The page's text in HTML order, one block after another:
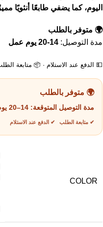
اليوم، كما يضفي طابعًا أنثويًا
🌍 متوفر بالطلب
مدة التوصيل: 14-20 يوم عمل
💵 الدفع عند الاستلام · 📦 متابعة
🌍 متوفر بالطلب
مدة التوصيل المتوقعة: 14–20 يوم عمل
✔ متابعة الطلب ✔ الدفع عند الاستلام
COLOR